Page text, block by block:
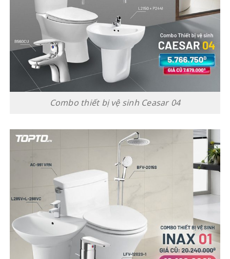
Combo thiết bị vệ sinh Ceasar 04